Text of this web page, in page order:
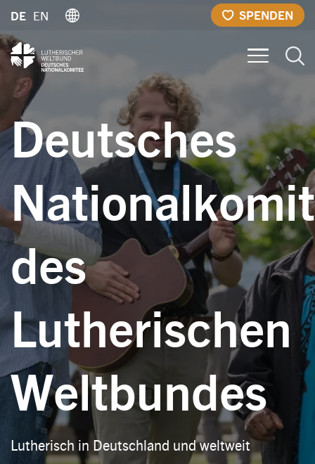
Direkt
zum
Inhalt
DE EN SPENDEN
Deutsches
des
Lutherischen
Weltbundes
Lutherisch in Deutschland und weltweit